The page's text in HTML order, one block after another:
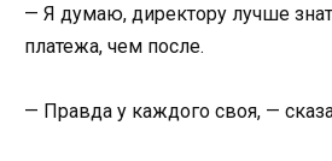
— Я думаю, директору лучше
платежа, чем после.
— Правда у каждого своя, —